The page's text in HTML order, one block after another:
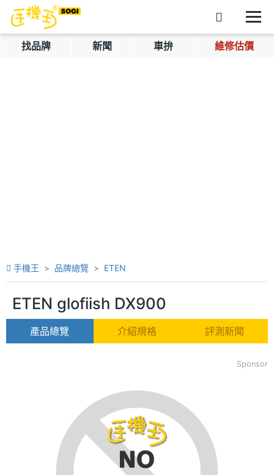
找品牌 新聞 車拚 維修估價
手機王 品牌總覽 ETEN
ETEN glofiish DX900
產品總覽 介紹規格 評測新聞
Sponsor